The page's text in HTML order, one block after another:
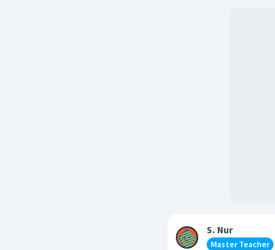
S. Nur
Master Teacher